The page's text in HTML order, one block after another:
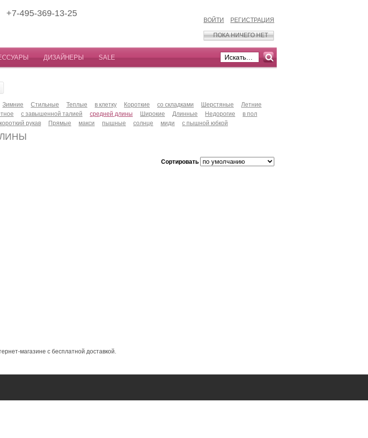
+7-495-369-13-25
ВОЙТИ РЕГИСТРАЦИЯ
ПОКА НИЧЕГО НЕТ
ДИЗАЙНЕРЫ SALE
Зимние Стильные Теплые в клетку Короткие со складками Шерстяные
Летние
с завышенной талией средней длины Широкие Длинные Недорогие
в пол
короткий рукав Прямые макси пышные солнце миди с пышной юбкой
Сортировать
магазине с бесплатной доставкой.